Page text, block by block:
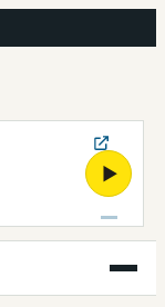
▶
Obre
el